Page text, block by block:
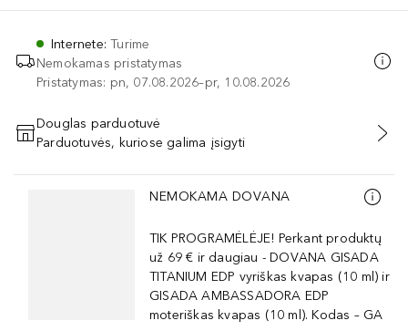
Internete:Turime
Nemokamas pristatymas
Pristatymas: pn, 07.08.2026–pr, 10.08.2026
PRIDĖTI Į KREPŠELĮ
Douglas parduotuvė
Parduotuvės, kuriose galima įsigyti
Praleisti slankiklį
NEMOKAMA DOVANA
TIK PROGRAMĖLĖJE! Perkant produktų
už 69 € ir daugiau - DOVANA GISADA
TITANIUM EDP vyriškas kvapas (10 ml) ir
GISADA AMBASSADORA EDP
moteriškas kvapas (10 ml). Kodas – GA